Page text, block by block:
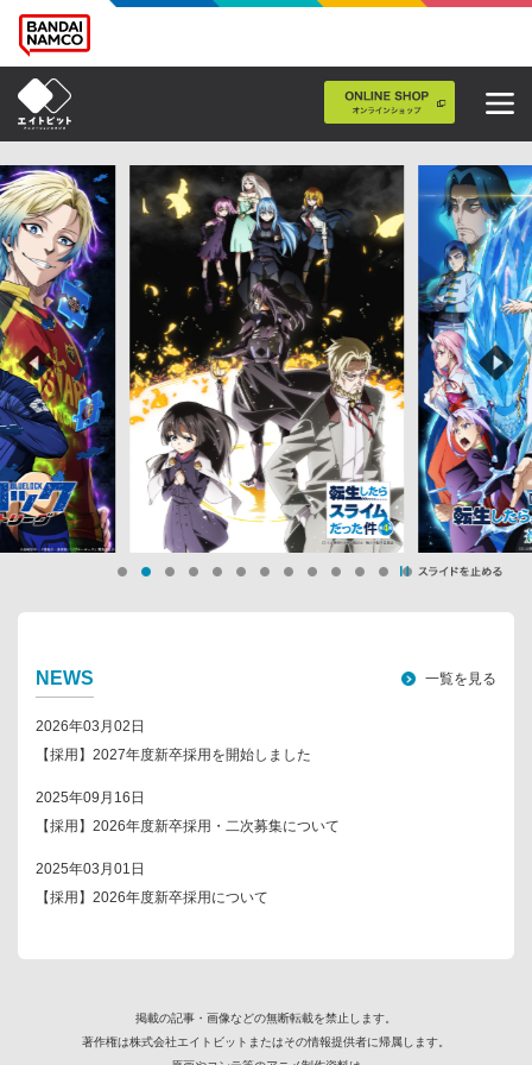
NEWS 一覧を見る
2026年03月02日
【採用】2027年度新卒採用を開始しました
2025年09月16日
【採用】2026年度新卒採用・二次募集について
2025年03月01日
【採用】2026年度新卒採用について
掲載の記事・画像などの無断転載を禁止します。
著作権は株式会社エイトビットまたはその情報提供者に帰属します。